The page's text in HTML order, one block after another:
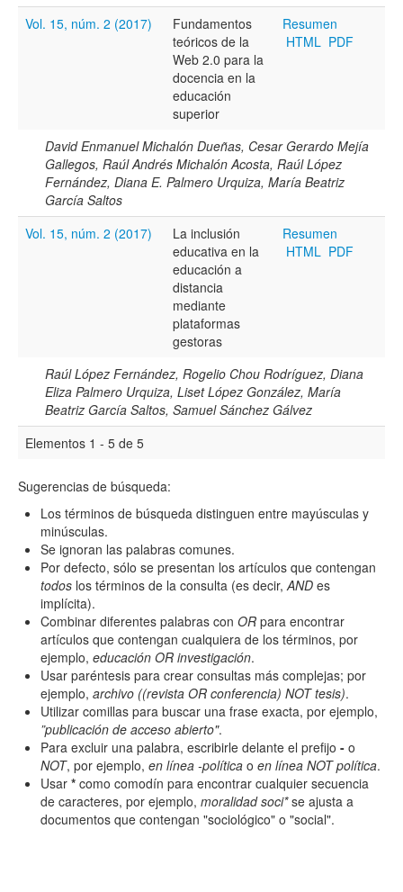
Cobertura
Todos los camps término del índice
Vol. 15, núm. 2 (2017)
Fundamentos
teóricos de la
Web 2.0 para la
docencia en la
educación
superior
Resumen
HTML PDF
David Enmanuel Michalón Dueñas, Cesar Gerardo Mejía
Gallegos, Raúl Andrés Michalón Acosta, Raúl López
Fernández, Diana E. Palmero Urquiza, María Beatriz
García Saltos
Vol. 15, núm. 2 (2017)
La inclusión
educativa en la
educación a
distancia
mediante
plataformas
gestoras
Resumen
HTML PDF
Raúl López Fernández, Rogelio Chou Rodríguez, Diana
Eliza Palmero Urquiza, Liset López González, María
Beatriz García Saltos, Samuel Sánchez Gálvez
Elementos 1 - 5 de 5
Sugerencias de búsqueda:
Los términos de búsqueda distinguen entre mayúsculas y
minúsculas.
Se ignoran las palabras comunes.
Por defecto, sólo se presentan los artículos que contengan
todos los términos de la consulta (es decir, AND es
implícita).
Combinar diferentes palabras con OR para encontrar
artículos que contengan cualquiera de los términos, por
ejemplo, educación OR investigación.
Usar paréntesis para crear consultas más complejas; por
ejemplo, archivo ((revista OR conferencia) NOT tesis).
Utilizar comillas para buscar una frase exacta, por ejemplo,
”publicación de acceso abierto".
Para excluir una palabra, escribirle delante el prefijo - o
NOT, por ejemplo, en línea -política o en línea NOT política.
Usar * como comodín para encontrar cualquier secuencia
de caracteres, por ejemplo, moralidad soci*se ajusta a
documentos que contengan "sociológico" o "social".